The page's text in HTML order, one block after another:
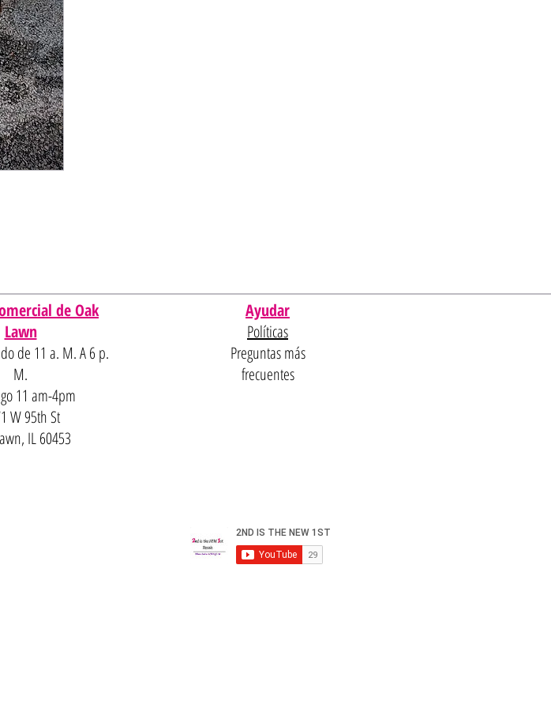
de Oak
Lawn
de 11 a. M. A 6 p.
M.
11 am-4pm
W 95th St
IL 60453
Ayudar
Políticas
Preguntas más
frecuentes